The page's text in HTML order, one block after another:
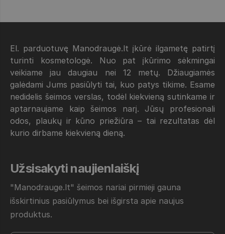
El. parduotuvę Manodraugė.lt įkūrė ilgametę patirtį
turinti kosmetologė. Nuo pat įkūrimo sėkmingai
veikiame jau daugiau nei 12 metų. Džiaugiamės
galėdami Jums pasiūlyti tai, kuo patys tikime. Esame
nedidelis šeimos verslas, todėl kiekvieną sutinkame ir
aptarnaujame kaip šeimos narį. Jūsų profesionali
odos, plaukų ir kūno priežiūra – tai rezultatas dėl
kurio dirbame kiekvieną dieną.
Užsisakyti naujienlaiškį
"Manodrauge.lt" šeimos nariai pirmieji gauna
išskirtinius pasiūlymus bei išgirsta apie naujus
produktus.